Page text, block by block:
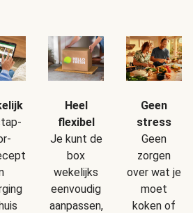
Heel
flexibel
Je kunt de
box
wekelijks
eenvoudig
aanpassen,
Geen
stress
Geen
zorgen
over wat je
moet
koken of